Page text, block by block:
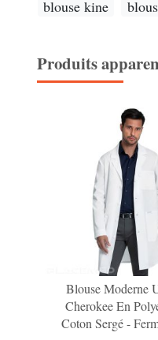
blouse kine
Produits
Blouse Moderne
Cherokee En
Coton Sergé -